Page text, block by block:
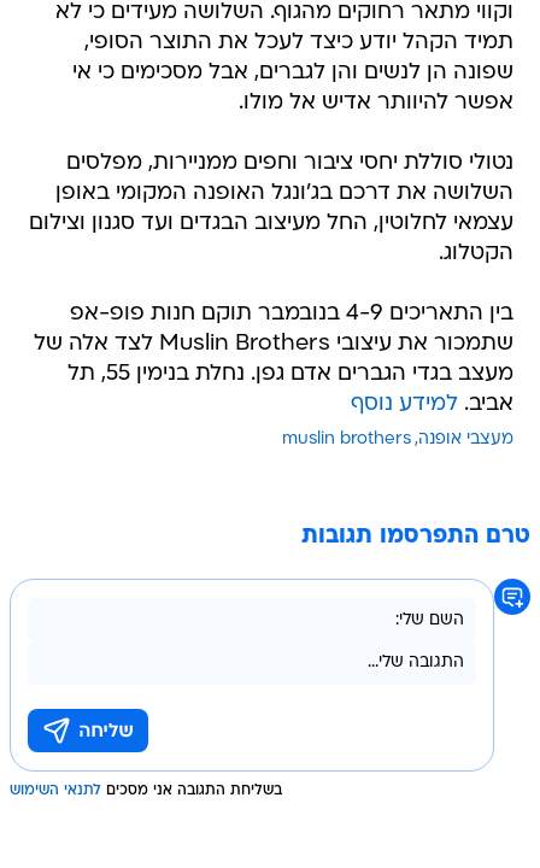
וקווי מתאר רחוקים מהגוף. השלושה מעידים כי לא
תמיד הקהל יודע כיצד לעכל את התוצר הסופי,
שפונה הן לנשים והן לגברים, אבל מסכימים כי אי
אפשר להיוותר אדיש אל מולו.
נטולי סוללת יחסי ציבור וחפים ממניירות, מפלסים
השלושה את דרכם בג'ונגל האופנה המקומי באופן
עצמאי לחלוטין, החל מעיצוב הבגדים ועד סגנון וצילום
הקטלוג.
בין התאריכים 4-9 בנובמבר תוקם חנות פופ-אפ
שתמכור את עיצובי Muslin Brothers לצד אלה של
מעצב בגדי הגברים אדם גפן. נחלת בנימין 55, תל
אביב.למידע נוסף
מעצבי אופנה muslin brothers
טרם התפרסמו תגובות
בשליחת התגובה אני מסכים לתנאי השימוש